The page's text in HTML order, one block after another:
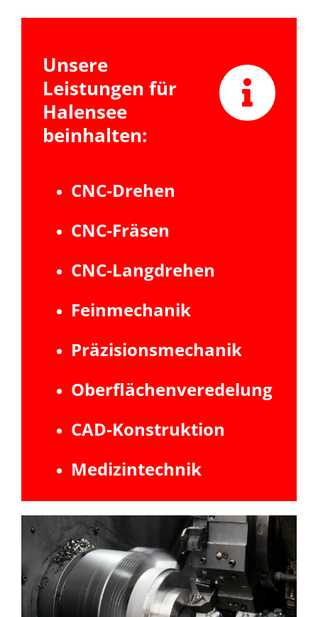
Unsere
Leistungen für
Halensee
beinhalten:
CNC-Drehen
CNC-Fräsen
CNC-Langdrehen
Feinmechanik
Präzisionsmechanik
Oberflächenveredelung
CAD-Konstruktion
Medizintechnik